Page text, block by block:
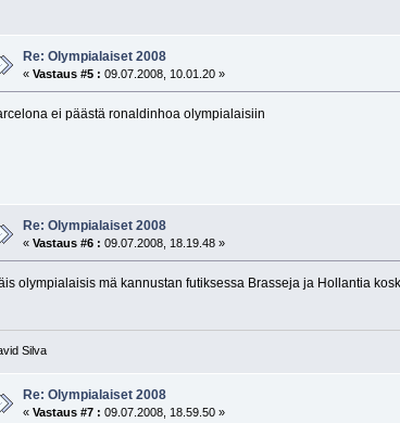
Re: Olympialaiset 2008
«Vastaus #5 : 09.07.2008, 10.01.20 »
ei päästä ronaldinhoa olympialaisiin
Re: Olympialaiset 2008
«Vastaus #6 : 09.07.2008, 18.19.48 »
olympialaisis mä kannustan futiksessa Brasseja ja Hollantia
Silva
Re: Olympialaiset 2008
«Vastaus #7 : 09.07.2008, 18.59.50 »